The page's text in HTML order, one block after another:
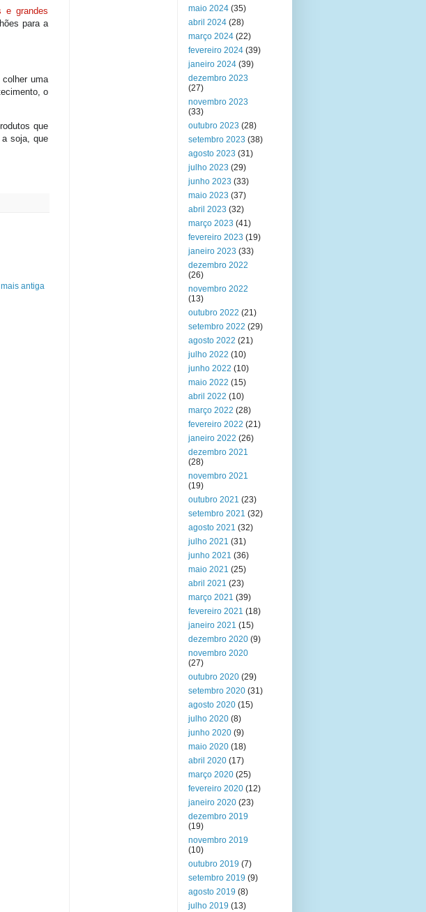
e grandes
para a
uma
o
que
soja, que
antiga
maio 2024 (35)
abril 2024 (28)
março 2024 (22)
fevereiro 2024 (39)
janeiro 2024 (39)
dezembro 2023
(27)
novembro 2023
(33)
outubro 2023 (28)
setembro 2023 (38)
agosto 2023 (31)
julho 2023 (29)
junho 2023 (33)
maio 2023 (37)
abril 2023 (32)
março 2023 (41)
fevereiro 2023 (19)
janeiro 2023 (33)
dezembro 2022
(26)
novembro 2022
(13)
outubro 2022 (21)
setembro 2022 (29)
agosto 2022 (21)
julho 2022 (10)
junho 2022 (10)
maio 2022 (15)
abril 2022 (10)
março 2022 (28)
fevereiro 2022 (21)
janeiro 2022 (26)
dezembro 2021
(28)
novembro 2021
(19)
outubro 2021 (23)
setembro 2021 (32)
agosto 2021 (32)
julho 2021 (31)
junho 2021 (36)
maio 2021 (25)
abril 2021 (23)
março 2021 (39)
fevereiro 2021 (18)
janeiro 2021 (15)
dezembro 2020 (9)
novembro 2020
(27)
outubro 2020 (29)
setembro 2020 (31)
agosto 2020 (15)
julho 2020 (8)
junho 2020 (9)
maio 2020 (18)
abril 2020 (17)
março 2020 (25)
fevereiro 2020 (12)
janeiro 2020 (23)
dezembro 2019
(19)
novembro 2019
(10)
outubro 2019 (7)
setembro 2019 (9)
agosto 2019 (8)
julho 2019 (13)